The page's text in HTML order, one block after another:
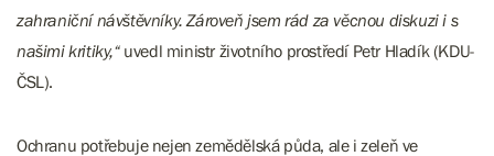
zahraniční návštěvníky. Zároveň jsem rád za věcnou diskuzi i s
našimi kritiky,“uvedl ministr životního prostředí Petr Hladík (KDU-
ČSL).
Ochranu potřebuje nejen zemědělská půda, ale i zeleň ve